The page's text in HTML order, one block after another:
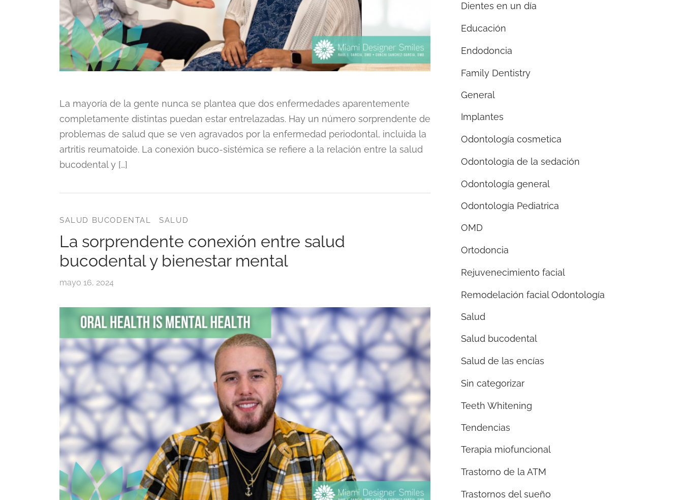
La mayoría de la gente nunca se plantea que dos enfermedades aparentemente
completamente distintas puedan estar entrelazadas. Hay un número sorprendente de
problemas de salud que se ven agravados por la enfermedad periodontal, incluida la
artritis reumatoide. La conexión buco-sistémica se refiere a la relación entre la salud
bucodental y […]
SALUD BUCODENTAL SALUD
La sorprendente conexión entre salud
bucodental y bienestar mental
mayo 16, 2024
Dientes en un día
Educación
Endodoncia
Family Dentistry
General
Implantes
Odontología cosmetica
Odontología de la sedación
Odontología general
Odontología Pediatrica
OMD
Ortodoncia
Rejuvenecimiento facial
Remodelación facial Odontología
Salud
Salud bucodental
Salud de las encías
Sin categorizar
Teeth Whitening
Tendencias
Terapia miofuncional
Trastorno de la ATM
Trastornos del sueño